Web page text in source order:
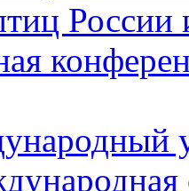
России